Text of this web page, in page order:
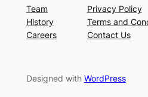
Team
History
Careers
Privacy Policy
Terms and
Contact Us
Designed with WordPress